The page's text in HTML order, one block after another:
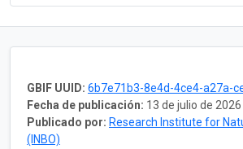
GBIF UUID: 6b7e71b3-8e4d-4ce4-a27a-
Fecha de publicación: 13 de julio de 2026
Publicado por: Research Institute for
(INBO)